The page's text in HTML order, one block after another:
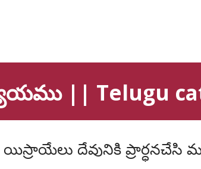
|| Telugu